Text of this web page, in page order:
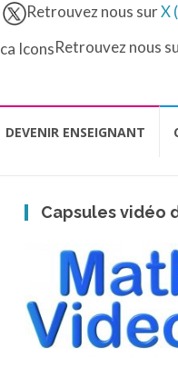
Retrouvez nous surX
Retrouvez nous
DEVENIR ENSEIGNANT
Capsules vidéo